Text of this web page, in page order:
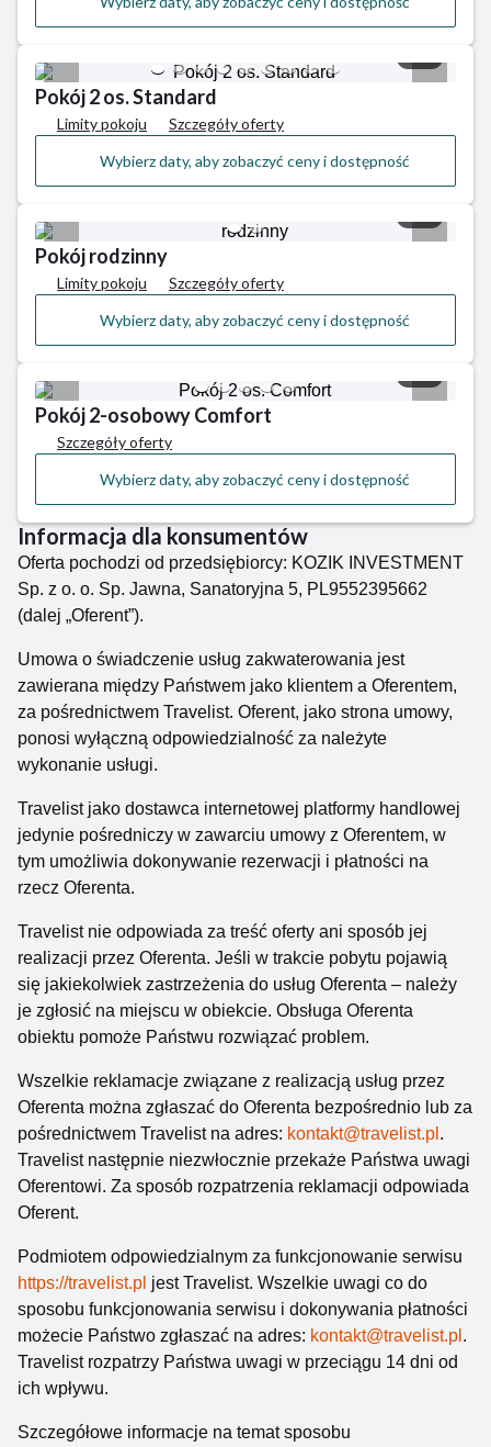
Pokój 2 os. Standard
Limity pokoju
Szczegóły oferty
Wybierz daty, aby zobaczyć ceny i dostępność
Pokój rodzinny
Limity pokoju
Szczegóły oferty
Wybierz daty, aby zobaczyć ceny i dostępność
Pokój 2-osobowy Comfort
Szczegóły oferty
Wybierz daty, aby zobaczyć ceny i dostępność
Informacja dla konsumentów
Oferta pochodzi od przedsiębiorcy: KOZIK INVESTMENT
Sp. z o. o. Sp. Jawna, Sanatoryjna 5, PL9552395662
(dalej „Oferent”).
Umowa o świadczenie usług zakwaterowania jest
zawierana między Państwem jako klientem a Oferentem,
za pośrednictwem Travelist. Oferent, jako strona umowy,
ponosi wyłączną odpowiedzialność za należyte
wykonanie usługi.
Travelist jako dostawca internetowej platformy handlowej
jedynie pośredniczy w zawarciu umowy z Oferentem, w
tym umożliwia dokonywanie rezerwacji i płatności na
rzecz Oferenta.
Travelist nie odpowiada za treść oferty ani sposób jej
realizacji przez Oferenta. Jeśli w trakcie pobytu pojawią
się jakiekolwiek zastrzeżenia do usług Oferenta – należy
je zgłosić na miejscu w obiekcie. Obsługa Oferenta
obiektu pomoże Państwu rozwiązać problem.
Wszelkie reklamacje związane z realizacją usług przez
Oferenta można zgłaszać do Oferenta bezpośrednio lub za
pośrednictwem Travelist na adres: kontakt@travelist.pl .
Travelist następnie niezwłocznie przekaże Państwa uwagi
Oferentowi. Za sposób rozpatrzenia reklamacji odpowiada
Oferent.
Podmiotem odpowiedzialnym za funkcjonowanie serwisu
https://travelist.pl jest Travelist. Wszelkie uwagi co do
sposobu funkcjonowania serwisu i dokonywania płatności
możecie Państwo zgłaszać na adres: kontakt@travelist.pl .
Travelist rozpatrzy Państwa uwagi w przeciągu 14 dni od
ich wpływu.
Szczegółowe informacje na temat sposobu